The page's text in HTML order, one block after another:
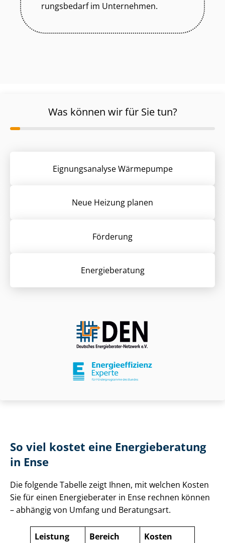
rungs­be­darf im Unternehmen.
Was können wir für Sie tun?
Eignungsanalyse Wärmepumpe
Neue Heizung planen
Förderung
Energieberatung
So viel kostet eine Energieberatung
in Ense
Die folgende Tabelle zeigt Ihnen, mit welchen Kosten
Sie für einen Energieberater in Ense rechnen können
– abhängig von Umfang und Beratungsart.
Leistung Bereich Kosten